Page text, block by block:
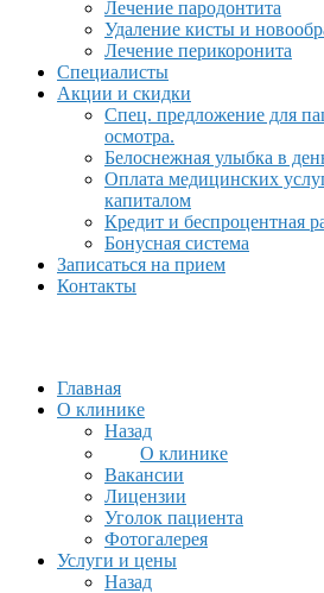
Лечение пародонтита
Удаление кисты и
Лечение перикоронита
Специалисты
Акции и скидки
Спец. предложение для
осмотра.
Белоснежная улыбка в
Оплата медицинских
капиталом
Кредит и беспроцентная
Бонусная система
Записаться на прием
Контакты
Главная
О клинике
Назад
О клинике
Вакансии
Лицензии
Уголок пациента
Фотогалерея
Услуги и цены
Назад